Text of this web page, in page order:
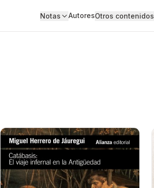
Notas AutoresOtros contenidos